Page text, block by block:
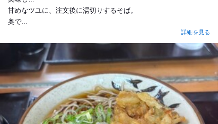
甘めなツユに、注文後に湯切りするそば。
奥で...
詳細を見る